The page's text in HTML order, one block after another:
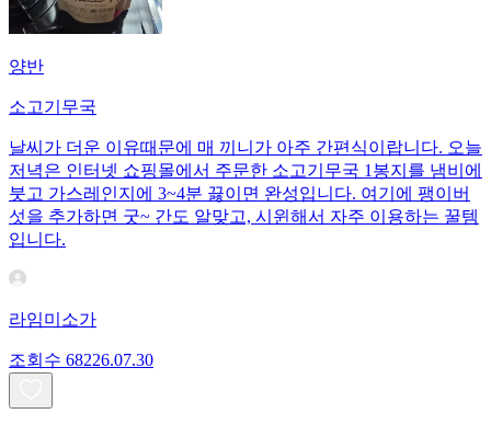
양반
소고기무국
날씨가 더운 이유때문에 매 끼니가 아주 간편식이랍니다. 오늘
저녁은 인터넷 쇼핑몰에서 주문한 소고기무국 1봉지를 냄비에
붓고 가스레인지에 3~4분 끓이면 완성입니다. 여기에 팽이버
섯을 추가하면 굿~ 간도 알맞고, 시윈해서 자주 이용하는 꿀템
입니다.
라임미소가
조회수 68226.07.30